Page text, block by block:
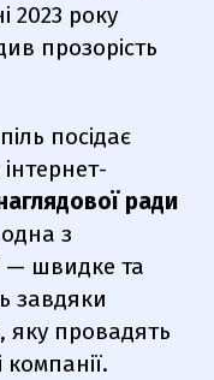
2023 року
прозорість
посідає
ради
з
— швидке та
завдяки
яку провадять
компанії.